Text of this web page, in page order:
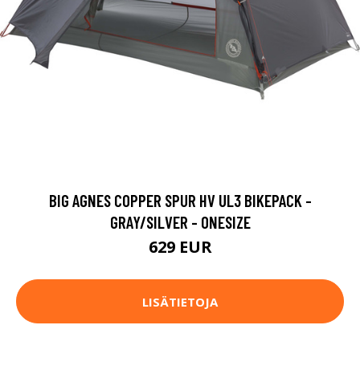
BIG AGNES COPPER SPUR HV UL3 BIKEPACK -
GRAY/SILVER - ONESIZE
629 EUR
LISÄTIETOJA